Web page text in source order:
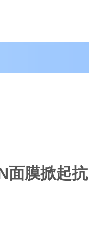
面膜掀起抗